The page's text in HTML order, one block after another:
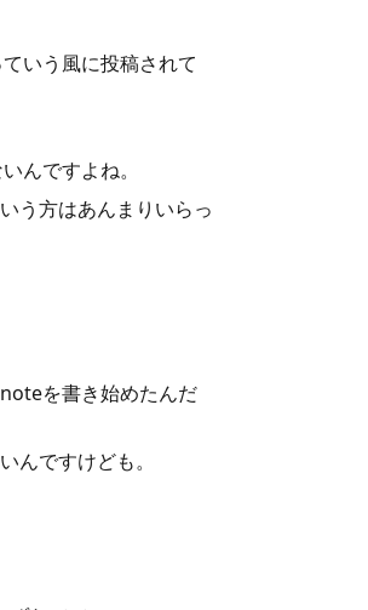
いう風に投稿されて
んですよね。
う方はあんまりいらっ
を書き始めたんだ
んですけども。